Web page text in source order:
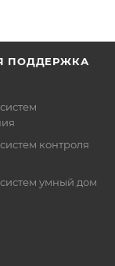
ПОДДЕРЖКА
контроля
умный дом